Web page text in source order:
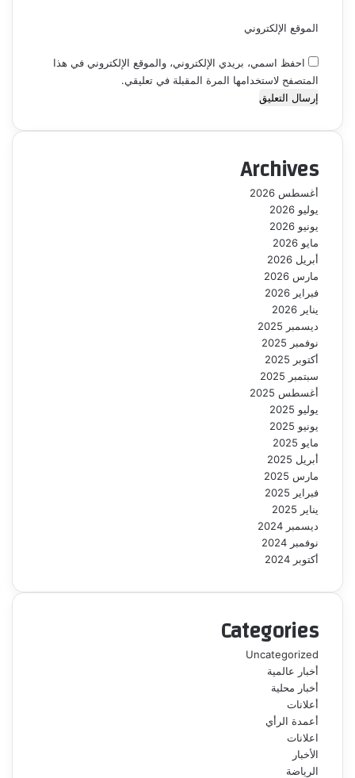
الموقع الإلكتروني
احفظ اسمي، بريدي الإلكتروني، والموقع الإلكتروني في هذا
المتصفح لاستخدامها المرة المقبلة في تعليقي.
Archives
أغسطس 2026
يوليو 2026
يونيو 2026
مايو 2026
أبريل 2026
مارس 2026
فبراير 2026
يناير 2026
ديسمبر 2025
نوفمبر 2025
أكتوبر 2025
سبتمبر 2025
أغسطس 2025
يوليو 2025
يونيو 2025
مايو 2025
أبريل 2025
مارس 2025
فبراير 2025
يناير 2025
ديسمبر 2024
نوفمبر 2024
أكتوبر 2024
Categories
Uncategorized
أخبار عالمية
أخبار محلية
أعلانات
أعمدة الرأي
اعلانات
الأخبار
الرياضة